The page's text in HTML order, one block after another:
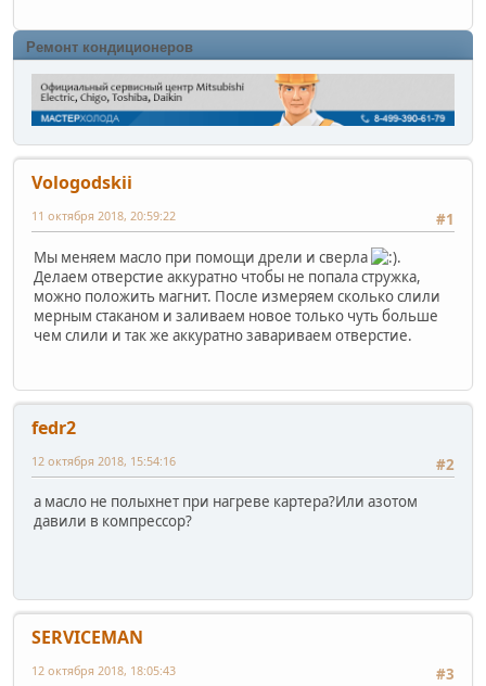
Ремонт кондиционеров
Vologodskii
#1
11 октября 2018, 20:59:22
Мы меняем масло при помощи дрели и сверла
.
Делаем отверстие аккуратно чтобы не попала стружка,
можно положить магнит. После измеряем сколько слили
мерным стаканом и заливаем новое только чуть больше
чем слили и так же аккуратно завариваем отверстие.
fedr2
#2
12 октября 2018, 15:54:16
а масло не полыхнет при нагреве картера?Или азотом
давили в компрессор?
SERVICEMAN
#3
12 октября 2018, 18:05:43